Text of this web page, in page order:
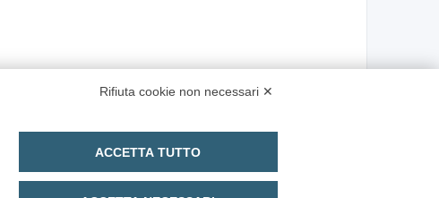
Rifiuta cookie non necessari ✕
ACCETTA TUTTO